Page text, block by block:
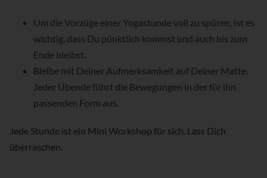
Um die Vorzüge einer Yogastunde voll zu spüren, ist es
wichtig, dass Du pünktlich kommst und auch bis zum
Ende bleibst.
Bleibe mit Deiner Aufmerksamkeit auf Deiner Matte.
Jeder Übende führt die Bewegungen in der für ihn
passenden Form aus.
Jede Stunde ist ein Mini Workshop für sich. Lass Dich
überraschen.